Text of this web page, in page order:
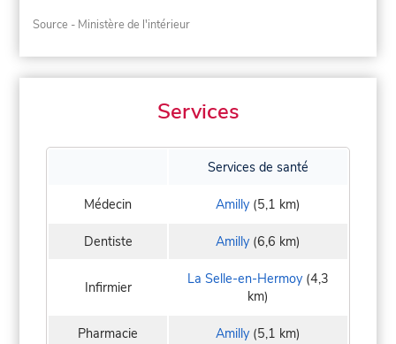
Source - Ministère de l'intérieur
Services
Services de santé
Médecin Amilly (5,1 km)
Dentiste Amilly (6,6 km)
Infirmier La Selle-en-Hermoy (4,3
km)
Pharmacie Amilly (5,1 km)